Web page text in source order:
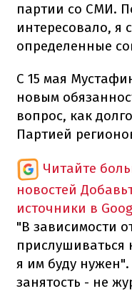
партии со СМИ.
интересовало, я
определенные
С 15 мая
новым
вопрос, как
Партией
Читайте
новостей
источники в
"В зависимости
прислушиваться
я им буду
занятость - не